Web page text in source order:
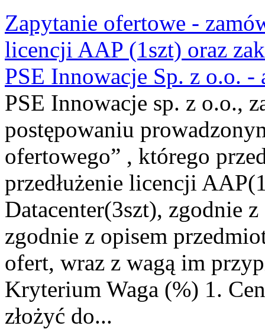
Zapytanie ofertowe -
licencji AAP (1szt) oraz
PSE Innowacje Sp. z o.o. -
PSE Innowacje sp. z o.o.,
postępowaniu
ofertowego” , którego
przedłużenie licencji
Datacenter(3szt), zgodnie
zgodnie z opisem
ofert, wraz z wagą im
Kryterium Waga (%) 1.
złożyć do...